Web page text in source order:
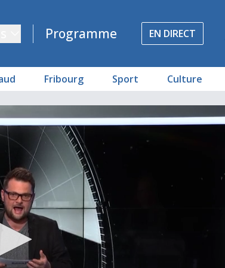
Programme EN DIRECT
Fribourg Sport Culture